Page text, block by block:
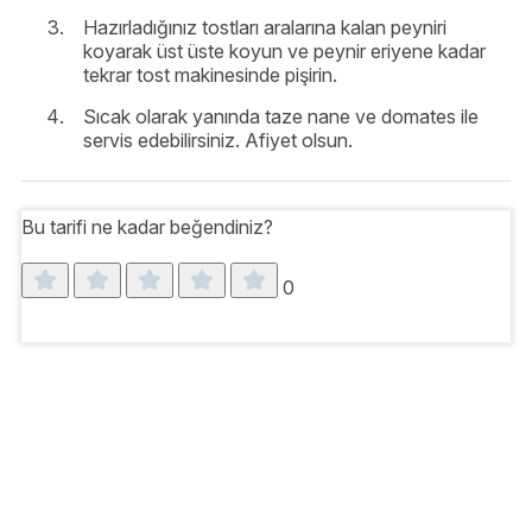
Hazırladığınız tostları aralarına kalan peyniri
koyarak üst üste koyun ve peynir eriyene kadar
tekrar tost makinesinde pişirin.
Sıcak olarak yanında taze nane ve domates ile
servis edebilirsiniz. Afiyet olsun.
Bu tarifi ne kadar beğendiniz?
0